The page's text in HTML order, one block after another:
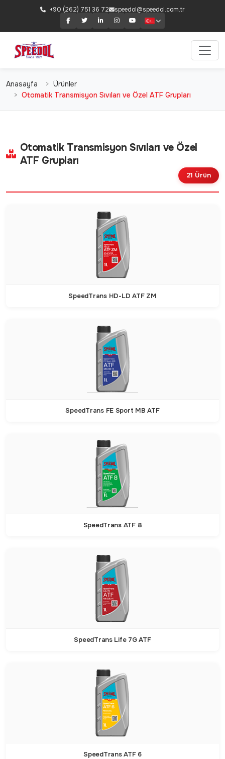
+90 (262) 751 36 72 speedol@speedol.com.tr
Anasayfa
Ürünler
Otomatik Transmisyon Sıvıları ve Özel ATF Grupları
Otomatik Transmisyon Sıvıları ve Özel
ATF Grupları
21 Ürün
SpeedTrans HD-LD ATF ZM
SpeedTrans FE Sport MB ATF
SpeedTrans ATF 8
SpeedTrans Life 7G ATF
SpeedTrans ATF 6